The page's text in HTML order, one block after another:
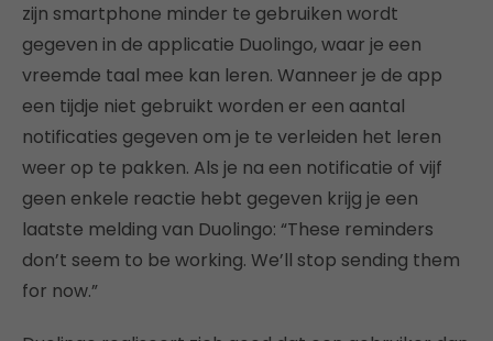
zijn smartphone minder te gebruiken wordt
gegeven in de applicatie Duolingo, waar je een
vreemde taal mee kan leren. Wanneer je de app
een tijdje niet gebruikt worden er een aantal
notificaties gegeven om je te verleiden het leren
weer op te pakken. Als je na een notificatie of vijf
geen enkele reactie hebt gegeven krijg je een
laatste melding van Duolingo: “These reminders
don’t seem to be working. We’ll stop sending them
for now.”